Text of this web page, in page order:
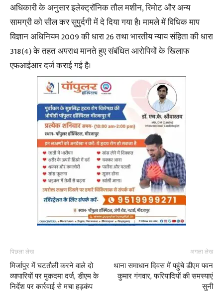
अधिकारी के अनुसार इलेक्ट्रॉनिक तौल मशीन, रिमोट और अन्य
सामग्री को सील कर सुपुर्दगी में दे दिया गया है। मामले में विधिक माप
विज्ञान अधिनियम 2009 की धारा 26 तथा भारतीय न्याय संहिता की धारा
318(4) के तहत अपराध मानते हुए संबंधित आरोपियों के खिलाफ
एफआईआर दर्ज कराई गई है।
पिछला लेख
मिर्जापुर में घटतौली करने वाले दो
व्यापारियों पर मुकदमा दर्ज, डीएम के
निर्देश पर कार्रवाई से मचा हड़कंप
अगला लेख
थाना समाधान दिवस में पहुंचे डीएम पवन
कुमार गंगवार, फरियादियों की समस्याएं
सुनी